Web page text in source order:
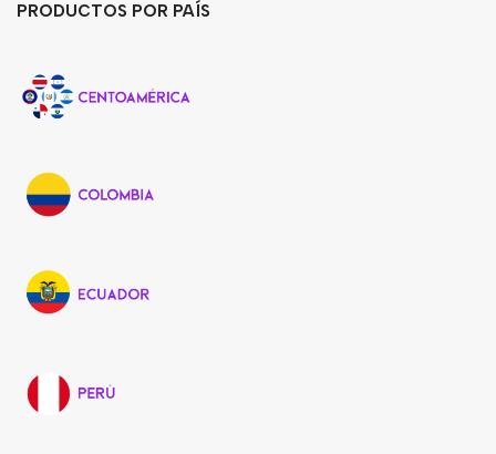
PRODUCTOS POR PAÍS